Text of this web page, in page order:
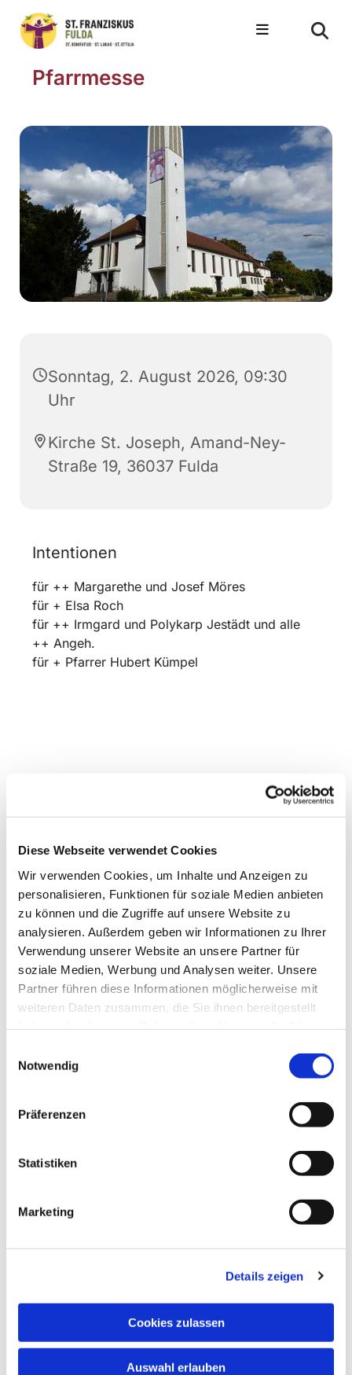
Diese Webseite verwendet Cookies
Wir verwenden Cookies, um Inhalte und Anzeigen zu
personalisieren, Funktionen für soziale Medien anbieten
zu können und die Zugriffe auf unsere Website zu
analysieren. Außerdem geben wir Informationen zu Ihrer
Verwendung unserer Website an unsere Partner für
soziale Medien, Werbung und Analysen weiter. Unsere
Partner führen diese Informationen möglicherweise mit
weiteren Daten zusammen, die Sie ihnen bereitgestellt
Notwendig
Präferenzen
Statistiken
Marketing
Details zeigen
Cookies zulassen
Auswahl erlauben
Pfarrmesse
Sonntag, 2. August 2026, 09:30
Uhr
Kirche St. Joseph, Amand-Ney-
Straße 19, 36037 Fulda
Intentionen
für ++ Margarethe und Josef Möres
für + Elsa Roch
für ++ Irmgard und Polykarp Jestädt und alle
++ Angeh.
für + Pfarrer Hubert Kümpel
Dies könnte Sie auch